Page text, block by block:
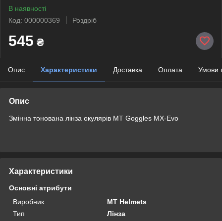
В наявності
Код: 000000369
Роздріб
545 ₴
Опис Характеристики Доставка Оплата Умови
Опис
Змінна тонована лінза окулярів MT Goggles MX-Evo
Характеристики
Основні атрибути
Виробник
MT Helmets
Тип
Лінза